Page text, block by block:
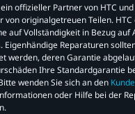
offizieller Partner von HTC
von originalgetreuen Teilen.
auf Vollständigkeit in Bezug auf
Eigenhändige Reparaturen
werden, deren Garantie
Ihre Standardgarantie
wenden Sie sich an den
oder Hilfe bei der